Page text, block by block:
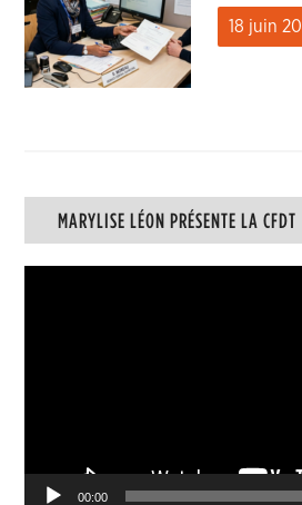
18 juin
Navigation
des
articles
MARYLISE LÉON PRÉSENTE LA CFDT
00:00